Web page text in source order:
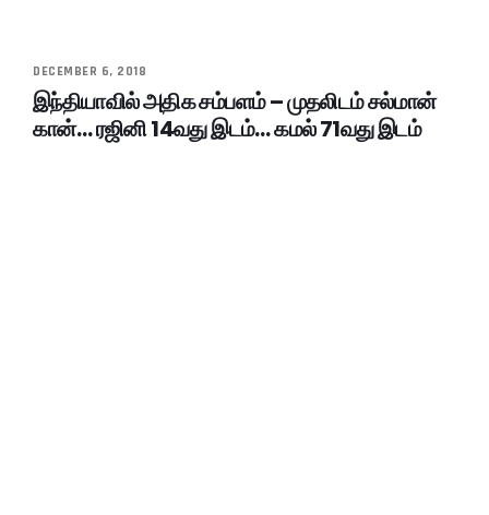
DECEMBER 6, 2018
இந்தியாவில் அதிக சம்பளம் – முதலிடம் சல்மான்
கான்… ரஜினி 14வது இடம்… கமல் 71வது இடம்